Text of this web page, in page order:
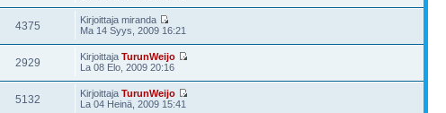
4375
Kirjoittaja miranda
Ma 14 Syys, 2009 16:21
2929 KirjoittajaTurunWeijo
La 08 Elo, 2009 20:16
5132 KirjoittajaTurunWeijo
La 04 Heinä, 2009 15:41